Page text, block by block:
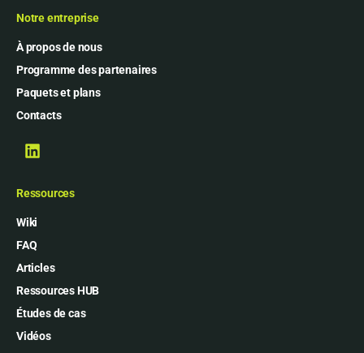
Notre entreprise
À propos de nous
Programme des partenaires
Paquets et plans
Contacts
Ressources
Wiki
FAQ
Articles
Ressources HUB
Études de cas
Vidéos